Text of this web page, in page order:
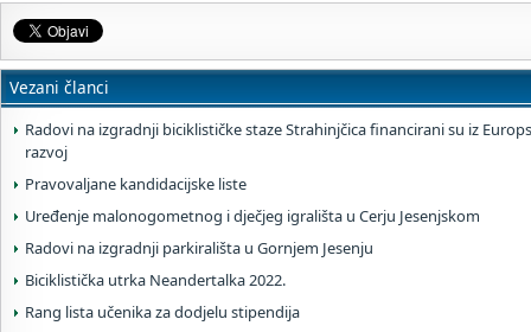
Vezani članci
Radovi na izgradnji biciklističke staze Strahinjčica financirani su iz
razvoj
Pravovaljane kandidacijske liste
Uređenje malonogometnog i dječjeg igrališta u Cerju Jesenjskom
Radovi na izgradnji parkirališta u Gornjem Jesenju
Biciklistička utrka Neandertalka 2022.
Rang lista učenika za dodjelu stipendija